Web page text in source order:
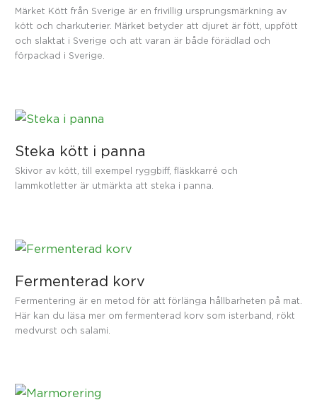
Märket Kött från Sverige är en frivillig ursprungsmärkning av
kött och charkuterier. Märket betyder att djuret är fött, uppfött
och slaktat i Sverige och att varan är både förädlad och
förpackad i Sverige.
Steka kött i panna
Skivor av kött, till exempel ryggbiff, fläskkarré och
lammkotletter är utmärkta att steka i panna.
Fermenterad korv
Fermentering är en metod för att förlänga hållbarheten på mat.
Här kan du läsa mer om fermenterad korv som isterband, rökt
medvurst och salami.